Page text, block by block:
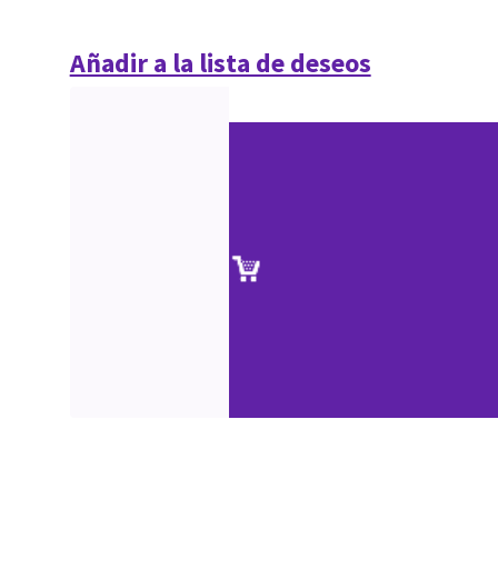
Añadir a la lista de deseos